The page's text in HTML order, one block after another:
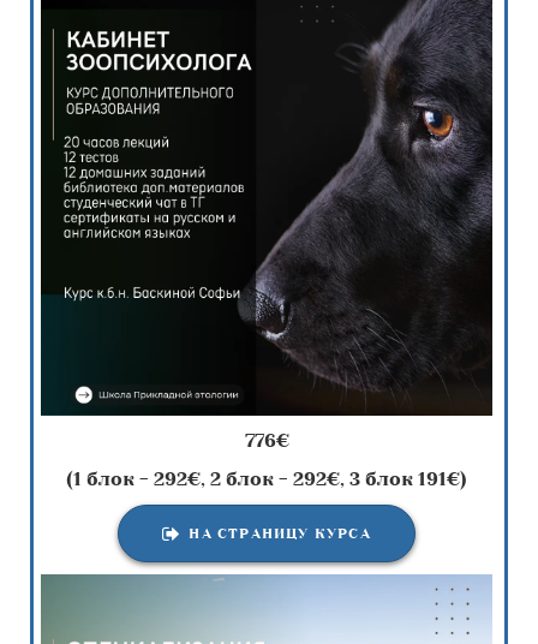
776€
(1 блок - 292€, 2 блок - 292€, 3 блок 191€)
НА СТРАНИЦУ КУРСА